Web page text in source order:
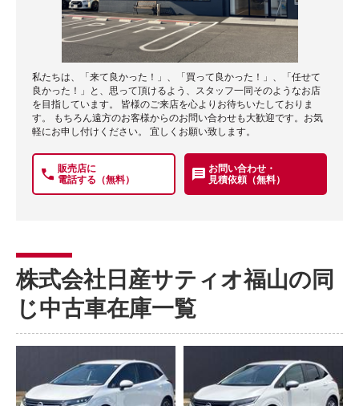
私たちは、「来て良かった！」、「買って良かった！」、「任せて
良かった！」と、思って頂けるよう、スタッフ一同そのようなお店
を目指しています。 皆様のご来店を心よりお待ちいたしておりま
す。 もちろん遠方のお客様からのお問い合わせも大歓迎です。お気
軽にお申し付けください。 宜しくお願い致します。
販売店に
電話する（無料）
お問い合わせ・
見積依頼（無料）
株式会社日産サティオ福山の同
じ中古車在庫一覧